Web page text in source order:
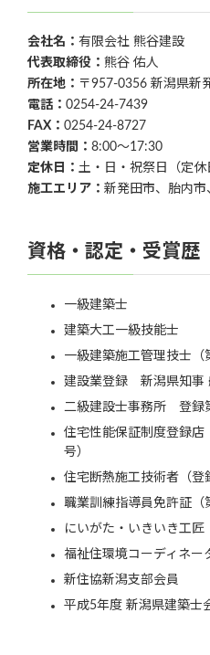
会社名： 有限会社 熊谷建設
代表取締役： 熊谷 佑人
所在地： 〒957-0356 新潟県新
電話： 0254-24-7439
FAX： 0254-24-8727
営業時間： 8:00〜17:30
定休日： 土・日・祝祭日（定休
施工エリア： 新発田市、胎内市
資格・認定・受賞歴
一級建築士
建築大工一級技能士
一級建築施工管理技士（
建設業登録 新潟県知事
二級建設士事務所 登録
住宅性能保証制度登録
号）
住宅断熱施工技術者（登
職業訓練指導員免許証（
にいがた・いきいき工匠
福祉住環境コーディネー
新住協新潟支部会員
平成5年度 新潟県建築士